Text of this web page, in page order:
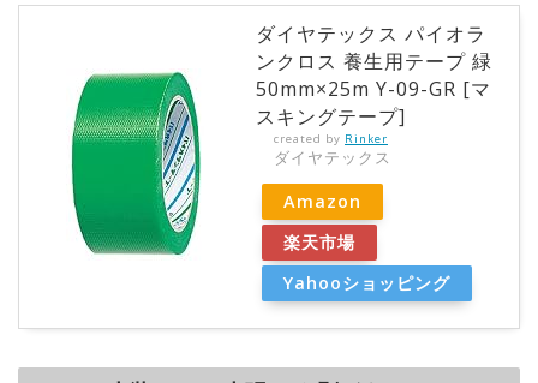
ダイヤテックス パイオラ
ンクロス 養生用テープ 緑
50mm×25m Y-09-GR [マ
スキングテープ]
created by Rinker
ダイヤテックス
Amazon
楽天市場
Yahooショッピング